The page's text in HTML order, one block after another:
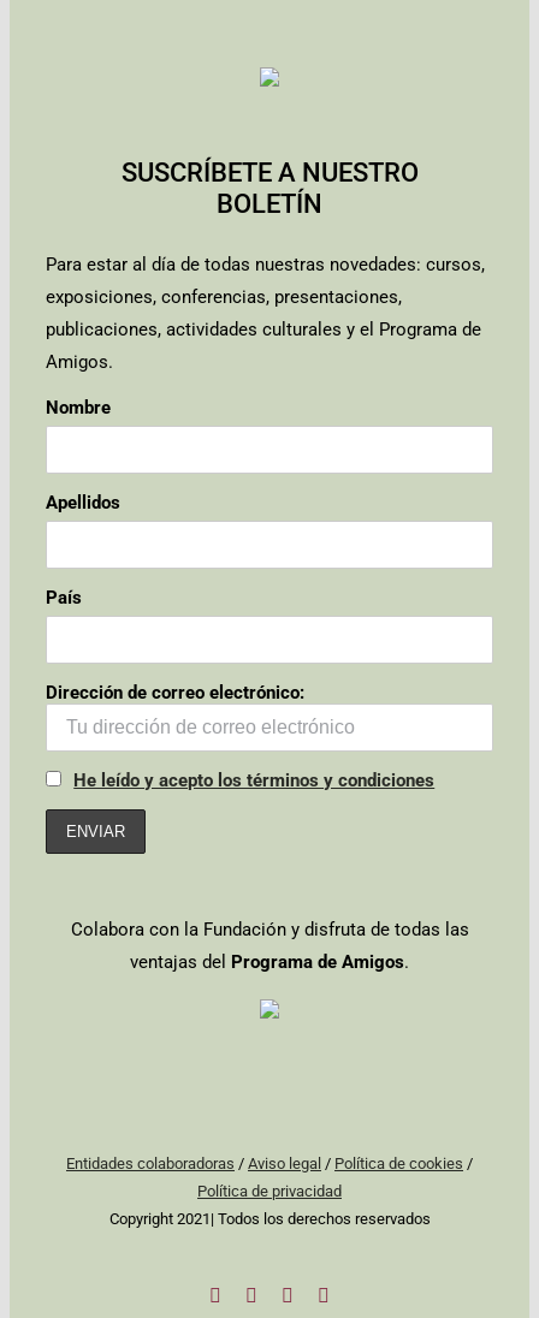
SUSCRÍBETE A NUESTRO
BOLETÍN
Para estar al día de todas nuestras novedades: cursos,
exposiciones, conferencias, presentaciones,
publicaciones, actividades culturales y el Programa de
Amigos.
Nombre
Apellidos
País
Dirección de correo electrónico:
He leído y acepto los términos y condiciones
Colabora con la Fundación y disfruta de todas las
ventajas del Programa de Amigos.
Entidades colaboradoras / Aviso legal / Política de cookies /
Política de privacidad
Copyright 2021| Todos los derechos reservados
Facebook
TwitterInstagram